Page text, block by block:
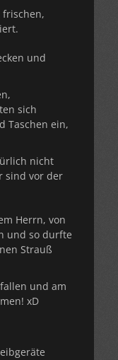
frischen,
und
sich
Taschen ein,
nicht
sind vor der
Herrn, von
und so durfte
Strauß
und am
xD